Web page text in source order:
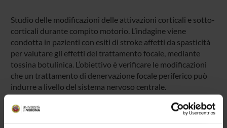
Studio delle modificazioni delle attivazioni corticali e sotto-
corticali durante compito motorio. L’indagine viene
condotta in pazienti con esiti di stroke affetti da spasticità
per valutare gli effetti del trattamento focale, mediante
tossina botulinica. L’obiettivo è verificare le modificazioni
che un trattamento di denervazione focale periferico può
indurre a livello del sistema nervoso centrale.